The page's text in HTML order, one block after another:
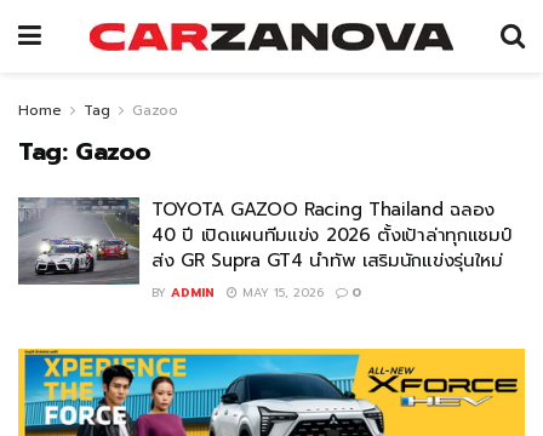
Home Tag Gazoo
Tag: Gazoo
TOYOTA GAZOO Racing Thailand ฉลอง
40 ปี เปิดแผนทีมแข่ง 2026 ตั้งเป้าล่าทุกแชมป์
ส่ง GR Supra GT4 นำทัพ เสริมนักแข่งรุ่นใหม่
BY ADMIN MAY 15, 2026 0